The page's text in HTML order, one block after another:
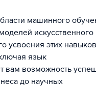
машинного
искусственного
усвоения этих навыков
язык
вам возможность
до научных